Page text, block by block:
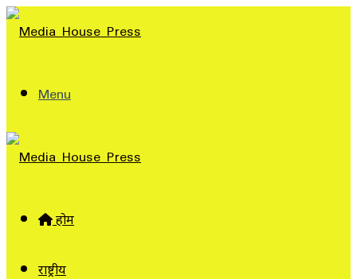
Menu
होम
राष्ट्रीय